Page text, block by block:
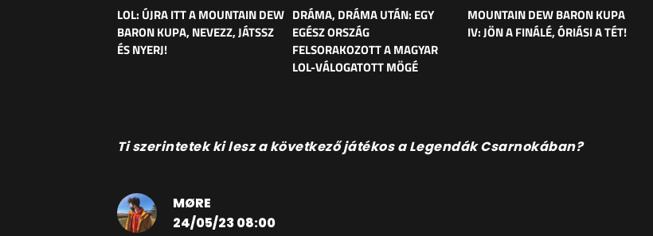
LOL: ÚJRA ITT A MOUNTAIN DEW
BARON KUPA, NEVEZZ, JÁTSSZ
ÉS NYERJ!
DRÁMA, DRÁMA UTÁN: EGY
EGÉSZ ORSZÁG
FELSORAKOZOTT A MAGYAR
LOL-VÁLOGATOTT MÖGÉ
MOUNTAIN DEW BARON KUPA
IV: JÖN A FINÁLÉ, ÓRIÁSI A TÉT!
Ti szerintetek ki lesz a következő játékos a Legendák Csarnokában?
MØRE
24/05/23 08:00